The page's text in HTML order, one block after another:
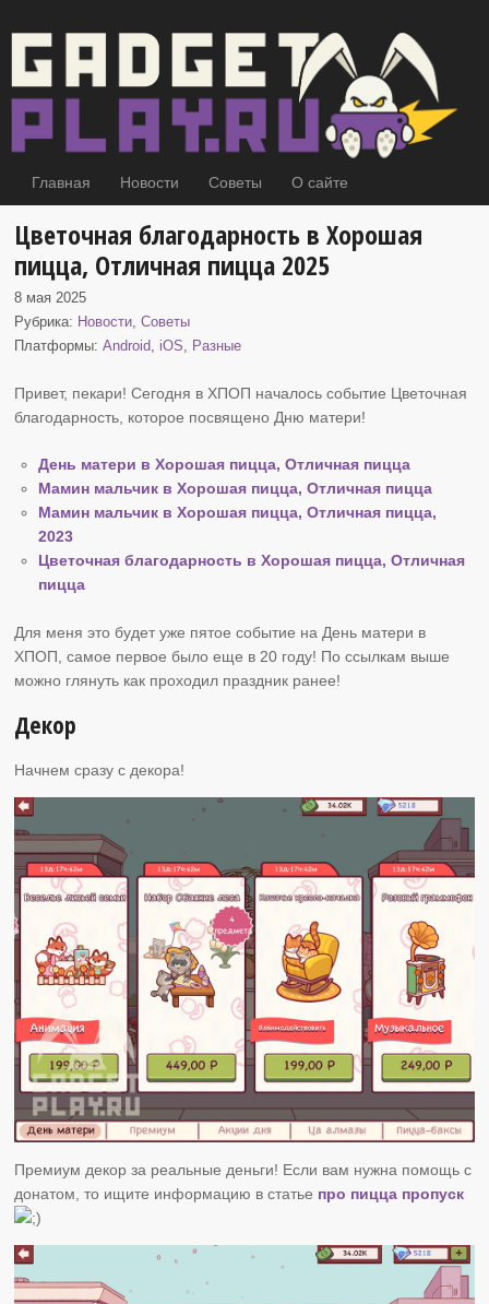
Главная Новости Советы О сайте
Цветочная благодарность в Хорошая
пицца, Отличная пицца 2025
8 мая 2025
Рубрика: Новости,Советы
Платформы:Android, iOS, Разные
Привет, пекари! Сегодня в ХПОП началось событие Цветочная
благодарность, которое посвящено Дню матери!
День матери в Хорошая пицца, Отличная пицца
Мамин мальчик в Хорошая пицца, Отличная пицца
Мамин мальчик в Хорошая пицца, Отличная пицца,
2023
Цветочная благодарность в Хорошая пицца, Отличная
пицца
Для меня это будет уже пятое событие на День матери в
ХПОП, самое первое было еще в 20 году! По ссылкам выше
можно глянуть как проходил праздник ранее!
Декор
Начнем сразу с декора!
Премиум декор за реальные деньги! Если вам нужна помощь с
донатом, то ищите информацию в статье про пицца пропуск